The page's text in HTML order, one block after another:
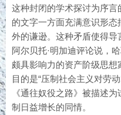
这种封闭的学术探讨为序
的文字一方面充满意识形
外的谦逊。这种矛盾使得导
阿尔贝托·明加迪评论说，
颇具影响力的资产阶级思想
目的是“压制社会主义对劳
《通往奴役之路》被描述
制日益增长的同情。